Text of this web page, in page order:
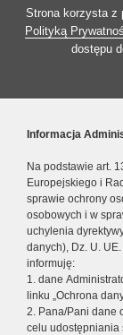
Strona korzysta z
Polityką
dostępu
Informacja
Na podstawie art.
Europejskiego i
sprawie ochrony
osobowych i w
uchylenia
danych), Dz. U.
informuję:
1. dane
linku „Ochrona
2. Pana/Pani dane
celu udostępniania